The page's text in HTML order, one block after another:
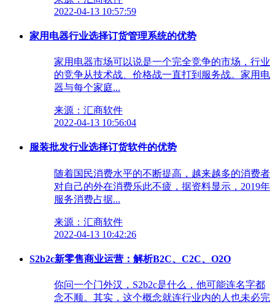
2022-04-13 10:57:59
家用电器行业选择订货管理系统的优势
家用电器市场可以说是一个完全竞争的市场，行业
的竞争从技术战、价格战一直打到服务战。家用电
器与每个家庭...
来源：汇商软件
2022-04-13 10:56:04
服装批发行业选择订货软件的优势
随着国民消费水平的不断提高，越来越多的消费者
对自己的外在消费乐此不疲，据资料显示，2019年
服务消费占据...
来源：汇商软件
2022-04-13 10:42:26
S2b2c新零售商业运营：解析B2C、C2C、O2O
你问一个门外汉，S2b2c是什么，他可能连名字都
念不顺。其实，这个概念就连行业内的人也未必完